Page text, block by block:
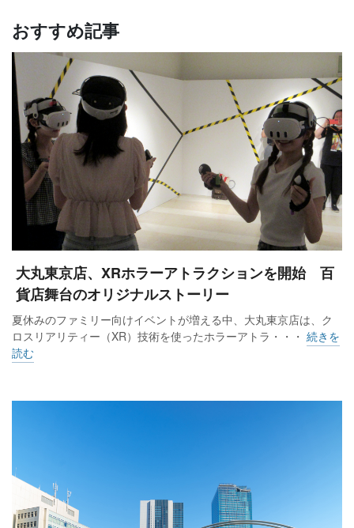
おすすめ記事
大丸東京店、XRホラーアトラクションを開始 百
貨店舞台のオリジナルストーリー
夏休みのファミリー向けイベントが増える中、大丸東京店は、ク
ロスリアリティー（XR）技術を使ったホラーアトラ・・・ 続きを
読む